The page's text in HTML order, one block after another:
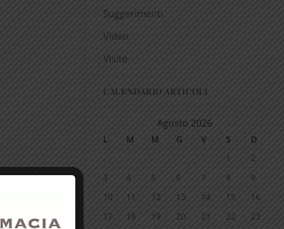
Suggerimenti
Video
Visite
CALENDARIO ARTICOLI
Agosto 2026
L M M G V S
D
1
2
3
4 5 6 7 8
9
10
11 12 13 14 15
16
17
18 19 20 21 22
23